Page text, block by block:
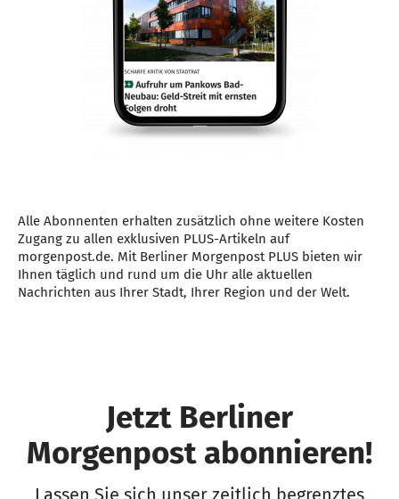
Alle Abonnenten erhalten zusätzlich ohne weitere Kosten
Zugang zu allen exklusiven PLUS-Artikeln auf
morgenpost.de. Mit Berliner Morgenpost PLUS bieten wir
Ihnen täglich und rund um die Uhr alle aktuellen
Nachrichten aus Ihrer Stadt, Ihrer Region und der Welt.
Jetzt Berliner
Morgenpost abonnieren!
Lassen Sie sich unser zeitlich begrenztes